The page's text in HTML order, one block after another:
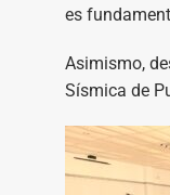
es
Asimismo,
Sísmica de